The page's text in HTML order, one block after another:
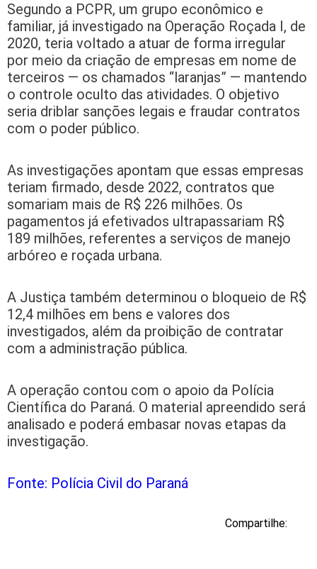
Segundo a PCPR, um grupo econômico e
familiar, já investigado na Operação Roçada I, de
2020, teria voltado a atuar de forma irregular
por meio da criação de empresas em nome de
terceiros — os chamados “laranjas” — mantendo
o controle oculto das atividades. O objetivo
seria driblar sanções legais e fraudar contratos
com o poder público.
As investigações apontam que essas empresas
teriam firmado, desde 2022, contratos que
somariam mais de R$ 226 milhões. Os
pagamentos já efetivados ultrapassariam R$
189 milhões, referentes a serviços de manejo
arbóreo e roçada urbana.
A Justiça também determinou o bloqueio de R$
12,4 milhões em bens e valores dos
investigados, além da proibição de contratar
com a administração pública.
A operação contou com o apoio da Polícia
Científica do Paraná. O material apreendido será
analisado e poderá embasar novas etapas da
investigação.
Fonte: Polícia Civil do Paraná
Compartilhe: